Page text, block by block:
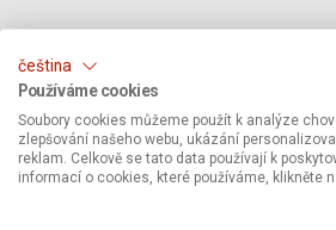
čeština
Používáme cookies
Soubory cookies můžeme použít k analýze
zlepšování našeho webu, ukázání
reklam. Celkově se tato data používají k
informací o cookies, které používáme, klikněte